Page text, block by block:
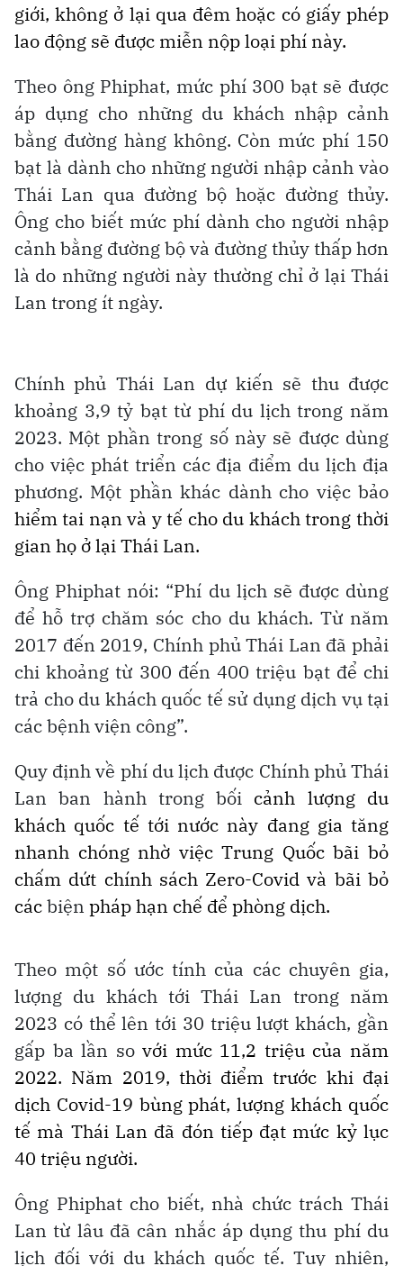
giới, không ở lại qua đêm hoặc có giấy phép
lao động sẽ được miễn nộp loại phí này.
Theo ông Phiphat, mức phí 300 bạt sẽ được
áp dụng cho những du khách nhập cảnh
bằng đường hàng không. Còn mức phí 150
bạt là dành cho những người nhập cảnh vào
Thái Lan qua đường bộ hoặc đường thủy.
Ông cho biết mức phí dành cho người nhập
cảnh bằng đường bộ và đường thủy thấp hơn
là do những người này thường chỉ ở lại Thái
Lan trong ít ngày.
Chính phủ Thái Lan dự kiến sẽ thu được
khoảng 3,9 tỷ bạt từ phí du lịch trong năm
2023. Một phần trong số này sẽ được dùng
cho việc phát triển các địa điểm du lịch địa
phương. Một phần khác dành cho việc bảo
hiểm tai nạn và y tế cho du khách trong thời
gian họ ở lại Thái Lan.
Ông Phiphat nói: “Phí du lịch sẽ được dùng
để hỗ trợ chăm sóc cho du khách. Từ năm
2017 đến 2019, Chính phủ Thái Lan đã phải
chi khoảng từ 300 đến 400 triệu bạt để chi
trả cho du khách quốc tế sử dụng dịch vụ tại
các bệnh viện công”.
Quy định về phí du lịch được Chính phủ Thái
Lan ban hành trongbối cảnh lượng du
khách quốc tế tới nước này đang gia tăng
nhanh chóng nhờ việc Trung Quốc bãi bỏ
chấm dứt chính sách Zero-Covid và bãi bỏ
cácbiện pháp hạn chế để phòng dịch.
Theo một số ước tính của các chuyên gia,
lượng du khách tới Thái Lan trong năm
2023 có thể lên tới 30 triệu lượt khách, gần
gấp ba lần sovới mức 11,2 triệu của năm
2022. Năm 2019, thời điểm trước khi đại
dịch Covid-19 bùng phát, lượng khách quốc
tế mà Thái Lan đã đón tiếp đạt mức kỷ lục
40 triệu người.
Ông Phiphat cho biết, nhà chức trách Thái
Lan từ lâu đã cân nhắc áp dụng thu phí du
lịch đối với du khách quốc tế. Tuy nhiên,